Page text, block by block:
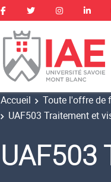
Accueil Toute l'offre de
UAF503 Traitement et
UAF503